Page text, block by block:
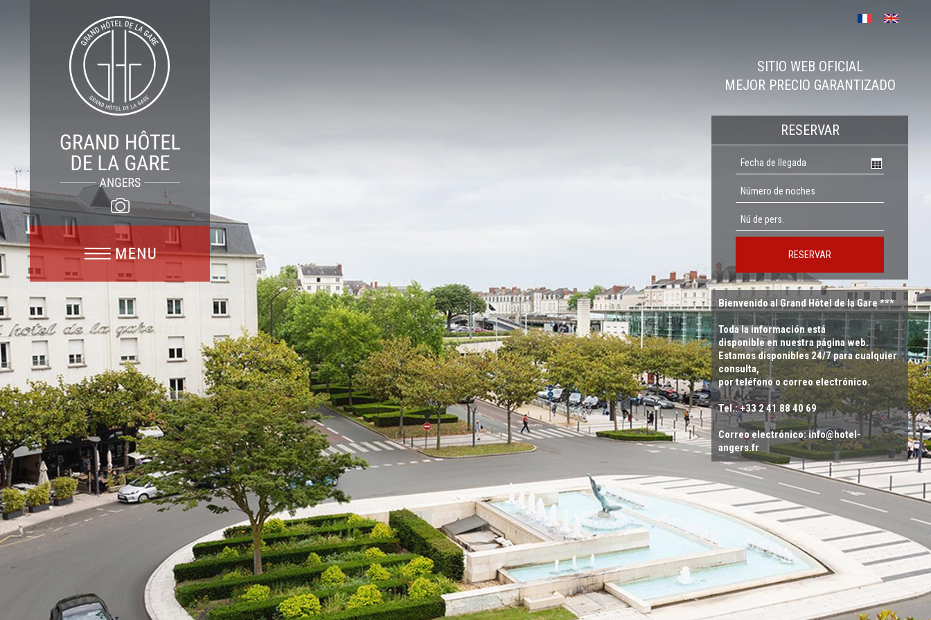
SITIO WEB OFICIAL
MEJOR PRECIO GARANTIZADO
RESERVAR
RESERVAR
Bienvenido al Grand Hôtel de la Gare ***
Toda la información está
disponible en nuestra página web.
Estamos disponibles 24/7 para cualquier
consulta,
por teléfono o correo electrónico.
Tel.: +33 2 41 88 40 69
Correo electrónico: info@hotel-
angers.fr